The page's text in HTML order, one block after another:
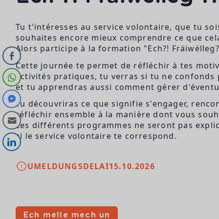
Tu t'intéresses au service volontaire, que tu
souhaites encore mieux comprendre ce que
Alors participe à la formation "Ech?!
Cette journée te permet de réfléchir à tes
activités pratiques, tu verras si tu ne confonds
et tu apprendras aussi comment gérer
Tu découvriras ce que signifie s'engager,
réfléchir ensemble à la manière dont vous
Les différents programmes ne seront pas
si le service volontaire te correspond.
UMELDUNGSDELAI15.10.2026
Ech melle mech un